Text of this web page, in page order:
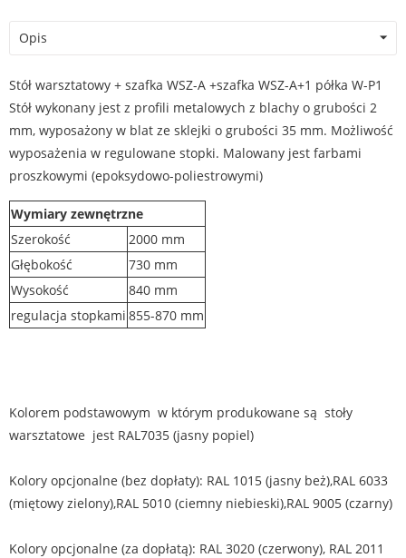
Opis
Stół warsztatowy + szafka WSZ-A +szafka WSZ-A+1 półka W-P1
Stół wykonany jest z profili metalowych z blachy o grubości 2
mm, wyposażony w blat ze sklejki o grubości 35 mm. Możliwość
wyposażenia w regulowane stopki. Malowany jest farbami
proszkowymi (epoksydowo-poliestrowymi)
Wymiary zewnętrzne
Szerokość
2000 mm
Głębokość
730 mm
Wysokość
840 mm
regulacja stopkami 855-870 mm
Kolorem podstawowym w którym produkowane są stoły
warsztatowe jest RAL7035 (jasny popiel)
Kolory opcjonalne (bez dopłaty): RAL 1015 (jasny beż),RAL 6033
(miętowy zielony),RAL 5010 (ciemny niebieski),RAL 9005 (czarny)
Kolory opcjonalne (za dopłatą): RAL 3020 (czerwony), RAL 2011